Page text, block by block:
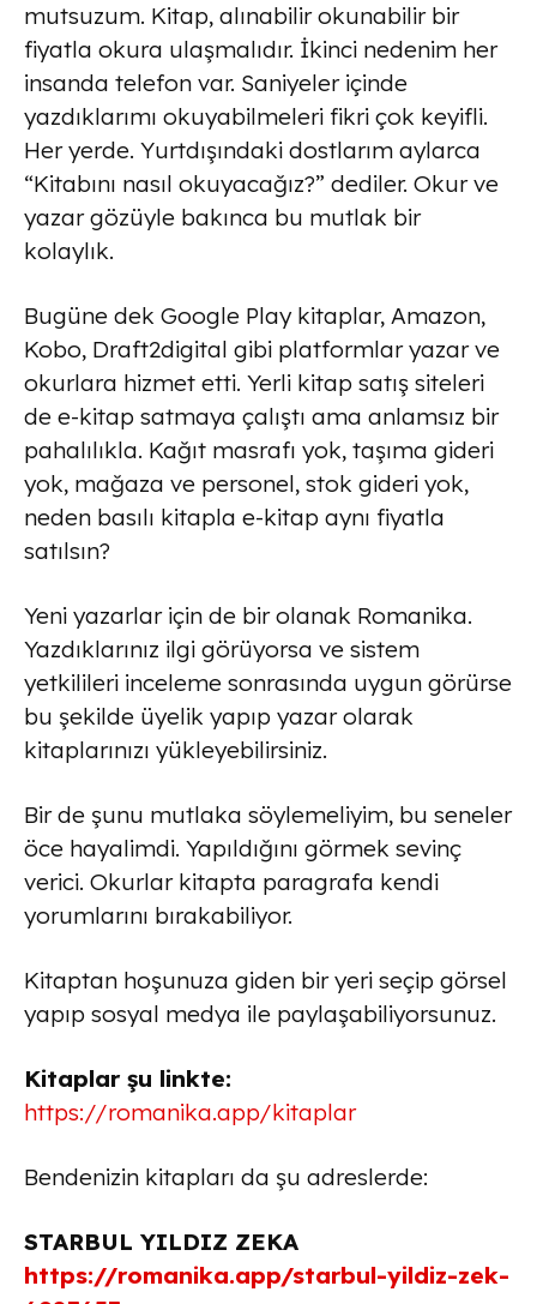
mutsuzum. Kitap, alınabilir okunabilir bir
fiyatla okura ulaşmalıdır. İkinci nedenim her
insanda telefon var. Saniyeler içinde
yazdıklarımı okuyabilmeleri fikri çok keyifli.
Her yerde. Yurtdışındaki dostlarım aylarca
“Kitabını nasıl okuyacağız?” dediler. Okur ve
yazar gözüyle bakınca bu mutlak bir
kolaylık.
Bugüne dek Google Play kitaplar, Amazon,
Kobo, Draft2digital gibi platformlar yazar ve
okurlara hizmet etti. Yerli kitap satış siteleri
de e-kitap satmaya çalıştı ama anlamsız bir
pahalılıkla. Kağıt masrafı yok, taşıma gideri
yok, mağaza ve personel, stok gideri yok,
neden basılı kitapla e-kitap aynı fiyatla
satılsın?
Yeni yazarlar için de bir olanak Romanika.
Yazdıklarınız ilgi görüyorsa ve sistem
yetkilileri inceleme sonrasında uygun görürse
bu şekilde üyelik yapıp yazar olarak
kitaplarınızı yükleyebilirsiniz.
Bir de şunu mutlaka söylemeliyim, bu seneler
öce hayalimdi. Yapıldığını görmek sevinç
verici. Okurlar kitapta paragrafa kendi
yorumlarını bırakabiliyor.
Kitaptan hoşunuza giden bir yeri seçip görsel
yapıp sosyal medya ile paylaşabiliyorsunuz.
Kitaplar şu linkte:
https://romanika.app/kitaplar
Bendenizin kitapları da şu adreslerde:
STARBUL YILDIZ ZEKA
https://romanika.app/starbul-yildiz-zek-